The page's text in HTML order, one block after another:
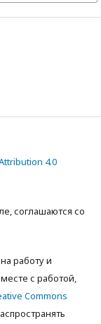
4.0
соглашаются со
работу и
с работой,
Commons